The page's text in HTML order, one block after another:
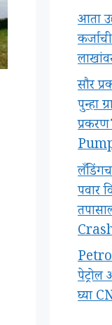
आता
सौर
पुन्हा
पवार
घ्या